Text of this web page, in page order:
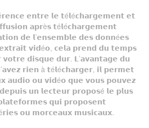
𝗲𝗻𝘁𝗿𝗲 𝗹𝗲 𝘁é𝗹é𝗰𝗵𝗮𝗿𝗴𝗲𝗺𝗲𝗻𝘁 𝗲𝘁
𝗮𝗽𝗿è𝘀 𝘁é𝗹é𝗰𝗵𝗮𝗿𝗴𝗲𝗺𝗲𝗻𝘁
𝗱𝗲 𝗹’𝗲𝗻𝘀𝗲𝗺𝗯𝗹𝗲 𝗱𝗲𝘀 𝗱𝗼𝗻𝗻é𝗲𝘀
𝘃𝗶𝗱é𝗼, 𝗰𝗲𝗹𝗮 𝗽𝗿𝗲𝗻𝗱 𝗱𝘂 𝘁𝗲𝗺𝗽𝘀
𝘃𝗼𝘁𝗿𝗲 𝗱𝗶𝘀𝗾𝘂𝗲 𝗱𝘂𝗿. 𝗟’𝗮𝘃𝗮𝗻𝘁𝗮𝗴𝗲 𝗱𝘂
𝗿𝗶𝗲𝗻 à 𝘁é𝗹é𝗰𝗵𝗮𝗿𝗴𝗲𝗿, 𝗶𝗹 𝗽𝗲𝗿𝗺𝗲𝘁
𝗮𝘂𝗱𝗶𝗼 𝗼𝘂 𝘃𝗶𝗱é𝗼 𝗾𝘂𝗲 𝘃𝗼𝘂𝘀 𝗽𝗼𝘂𝘃𝗲𝘇
𝘂𝗻 𝗹𝗲𝗰𝘁𝗲𝘂𝗿 𝗽𝗿𝗼𝗽𝗼𝘀é 𝗹𝗲 𝗽𝗹𝘂𝘀
𝗾𝘂𝗶 𝗽𝗿𝗼𝗽𝗼𝘀𝗲𝗻𝘁
𝗼𝘂 𝗺𝗼𝗿𝗰𝗲𝗮𝘂𝘅 𝗺𝘂𝘀𝗶𝗰𝗮𝘂𝘅.